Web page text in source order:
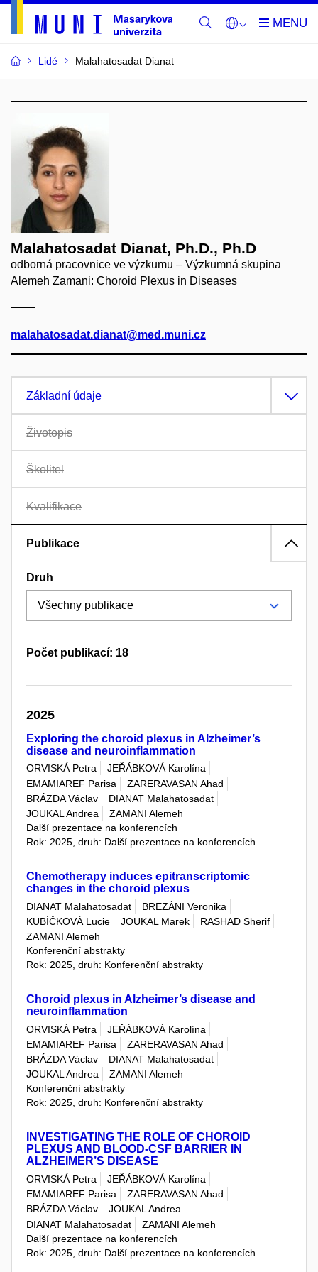
Lidé Malahatosadat Dianat
Malahatosadat Dianat, Ph.D., Ph.D
odborná pracovnice ve výzkumu – Výzkumná skupina
Alemeh Zamani: Choroid Plexus in Diseases
malahatosadat.dianat@med.muni.cz
Základní údaje
Životopis
Školitel
Kvalifikace
Publikace
Druh
Počet publikací: 18
2025
Exploring the choroid plexus in Alzheimer’s
disease and neuroinflammation
ORVISKÁ Petra
JEŘÁBKOVÁ Karolína
EMAMIAREF Parisa
ZARERAVASAN Ahad
BRÁZDA Václav
DIANAT Malahatosadat
JOUKAL Andrea
ZAMANI Alemeh
Další prezentace na konferencích
Rok: 2025, druh: Další prezentace na konferencích
Chemotherapy induces epitranscriptomic
changes in the choroid plexus
DIANAT Malahatosadat
BREZÁNI Veronika
KUBÍČKOVÁ Lucie
JOUKAL Marek
RASHAD Sherif
ZAMANI Alemeh
Konferenční abstrakty
Rok: 2025, druh: Konferenční abstrakty
Choroid plexus in Alzheimer’s disease and
neuroinflammation
ORVISKÁ Petra
JEŘÁBKOVÁ Karolína
EMAMIAREF Parisa
ZARERAVASAN Ahad
BRÁZDA Václav
DIANAT Malahatosadat
JOUKAL Andrea
ZAMANI Alemeh
Konferenční abstrakty
Rok: 2025, druh: Konferenční abstrakty
INVESTIGATING THE ROLE OF CHOROID
PLEXUS AND BLOOD-CSF BARRIER IN
ALZHEIMER’S DISEASE
ORVISKÁ Petra
JEŘÁBKOVÁ Karolína
EMAMIAREF Parisa
ZARERAVASAN Ahad
BRÁZDA Václav
JOUKAL Andrea
DIANAT Malahatosadat
ZAMANI Alemeh
Další prezentace na konferencích
Rok: 2025, druh: Další prezentace na konferencích